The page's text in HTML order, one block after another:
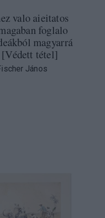
valo aieitatos
foglalo
magyarrá
tétel]
János